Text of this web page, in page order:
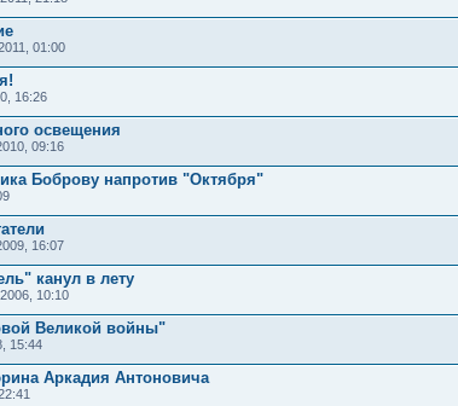
01:00
16:26
освещения
09:16
Боброву напротив "Октября"
16:07
канул в лету
10:10
Великой войны"
15:44
Аркадия Антоновича